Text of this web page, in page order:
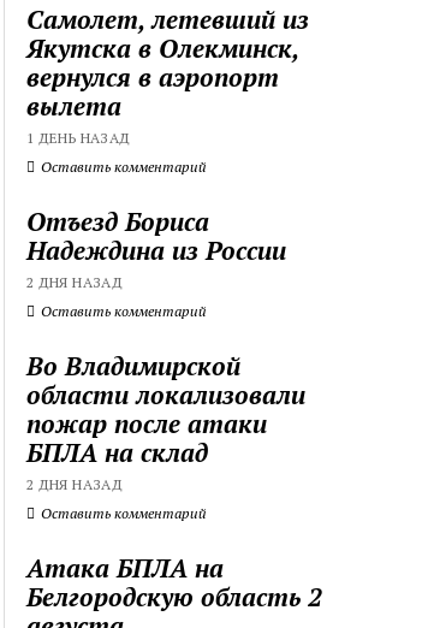
Самолет, летевший из
Якутска в Олекминск,
вернулся в аэропорт
вылета
1 ДЕНЬ НАЗАД
Оставить комментарий
Отъезд Бориса
Надеждина из России
2 ДНЯ НАЗАД
Оставить комментарий
Во Владимирской
области локализовали
пожар после атаки
БПЛА на склад
2 ДНЯ НАЗАД
Оставить комментарий
Атака БПЛА на
Белгородскую область 2